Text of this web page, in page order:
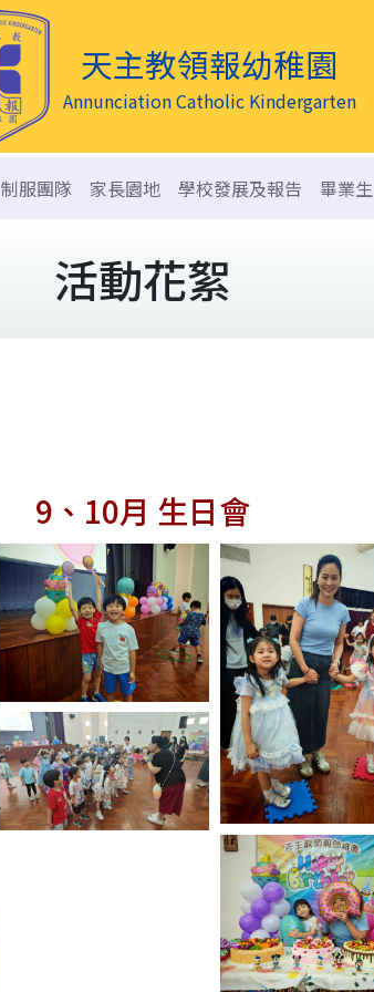
天主教領報幼稚園
Annunciation Catholic Kindergarten
制服團隊 家長園地 學校發展及報告 畢業生
活動花絮
9、10月 生日會